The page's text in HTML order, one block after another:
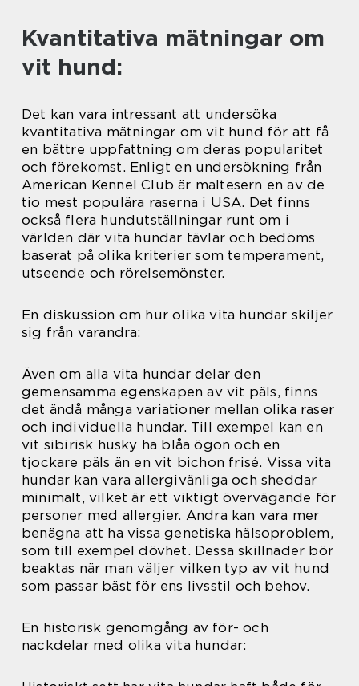
Kvantitativa mätningar om
vit hund:
Det kan vara intressant att undersöka
kvantitativa mätningar om vit hund för att få
en bättre uppfattning om deras popularitet
och förekomst. Enligt en undersökning från
American Kennel Club är maltesern en av de
tio mest populära raserna i USA. Det finns
också flera hundutställningar runt om i
världen där vita hundar tävlar och bedöms
baserat på olika kriterier som temperament,
utseende och rörelsemönster.
En diskussion om hur olika vita hundar skiljer
sig från varandra:
Även om alla vita hundar delar den
gemensamma egenskapen av vit päls, finns
det ändå många variationer mellan olika raser
och individuella hundar. Till exempel kan en
vit sibirisk husky ha blåa ögon och en
tjockare päls än en vit bichon frisé. Vissa vita
hundar kan vara allergivänliga och sheddar
minimalt, vilket är ett viktigt övervägande för
personer med allergier. Andra kan vara mer
benägna att ha vissa genetiska hälsoproblem,
som till exempel dövhet. Dessa skillnader bör
beaktas när man väljer vilken typ av vit hund
som passar bäst för ens livsstil och behov.
En historisk genomgång av för- och
nackdelar med olika vita hundar: